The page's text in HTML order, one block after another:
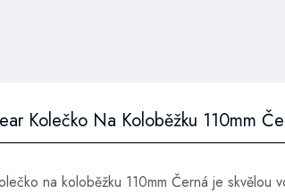
Kolečko Na Koloběžku 110mm
na koloběžku 110mm Černá je